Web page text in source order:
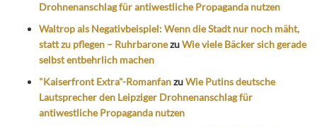
Drohnenanschlag für antiwestliche Propaganda nutzen
Waltrop als Negativbeispiel: Wenn die Stadt nur noch mäht,
statt zu pflegen – RuhrbaronezuWie viele Bäcker sich gerade
selbst entbehrlich machen
"Kaiserfront Extra"-RomanfanzuWie Putins deutsche
Lautsprecher den Leipziger Drohnenanschlag für
antiwestliche Propaganda nutzen